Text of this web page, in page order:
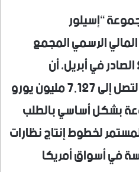
“إسيلور
الرسمي المجمع
للربع الأول من عام 2026 الصادر في أبريل، أن
إيراداتها الإجمالية قفزت لتصل إلى 7,127 مليون يورو
مدفوعة بشكل أساسي بالطلب
لخطوط إنتاج نظارات
في أسواق أمريكا